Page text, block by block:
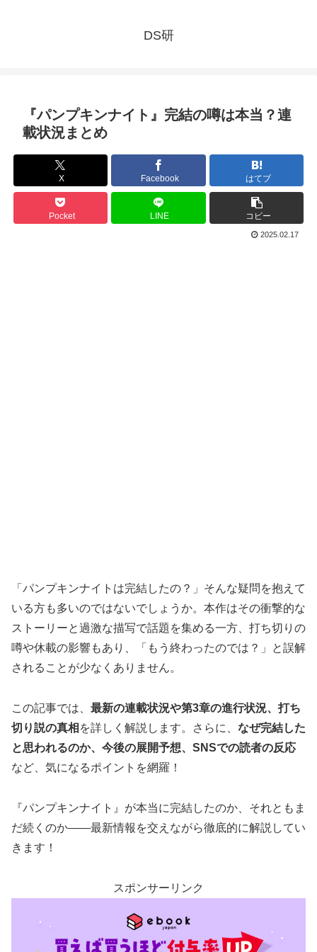
DS研
『パンプキンナイト』完結の噂は本当？連
載状況まとめ
X Facebook はてブ
Pocket LINE コピー
2025.02.17
「パンプキンナイトは完結したの？」そんな疑問を抱えて
いる方も多いのではないでしょうか。本作はその衝撃的な
ストーリーと過激な描写で話題を集める一方、打ち切りの
噂や休載の影響もあり、「もう終わったのでは？」と誤解
されることが少なくありません。
この記事では、 最新の連載状況や第3章の進行状況、打ち
切り説の真相 を詳しく解説します。さらに、 なぜ完結した
と思われるのか、今後の展開予想、SNSでの読者の反応
など、気になるポイントを網羅！
『パンプキンナイト』が本当に完結したのか、それともま
だ続くのか——最新情報を交えながら徹底的に解説してい
きます！
スポンサーリンク